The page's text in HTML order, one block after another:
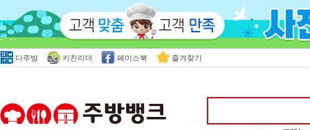
다주방 키친리더 페이스북 즐겨찾기